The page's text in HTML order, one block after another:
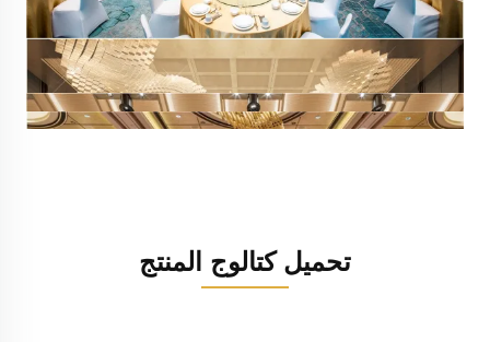
تحميل كتالوج المنتج